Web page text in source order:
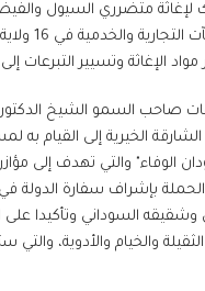
لإغاثة متضرري السيول
الشقيق والتي ضربت
الإغاثة وتسيير التبرعات
صاحب السمو الشيخ
الخيرية إلى القيام به
الوفاء" والتي تهدف إلى
بإشراف سفارة الدولة
السوداني وتأكيدا على
والخيام والأدوية، والتي